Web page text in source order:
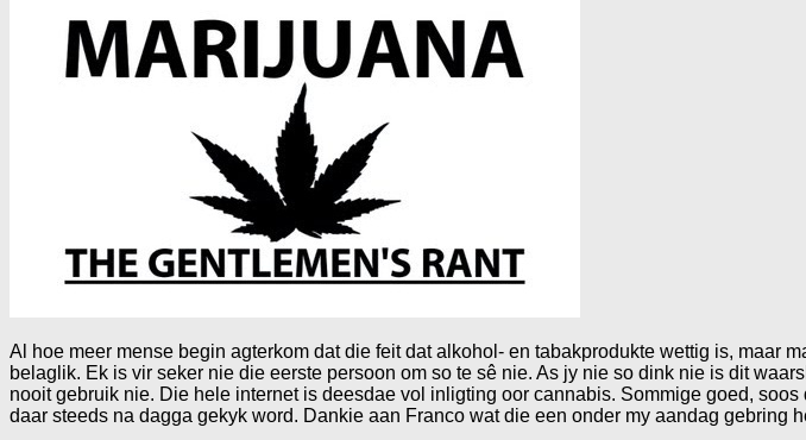
Al hoe meer mense begin agterkom dat die feit dat alkohol- en tabakprodukte wettig is, maar
belaglik. Ek is vir seker nie die eerste persoon om so te sê nie. As jy nie so dink nie is dit
nooit gebruik nie. Die hele internet is deesdae vol inligting oor cannabis. Sommige goed,
daar steeds na dagga gekyk word. Dankie aan Franco wat die een onder my aandag gebring